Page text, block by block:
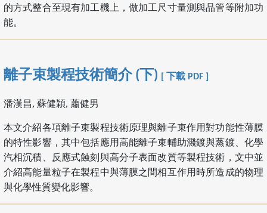
的方式整合至現有加工機上，做加工尺寸量測與品管等附加功
能。
離子束製程技術簡介 (下) [ 下載 PDF ]
潘漢昌, 蘇健穎, 蕭健男
本文介紹各項離子束製程技術原理與離子束作用對功能性薄膜
的特性影響，其中包括應用高能離子束輔助濺鍍與蒸鍍、化學
汽相沉積、反應式蝕刻與高分子表面改質等製程技術，文中並
介紹高能量粒子在製程中與薄膜之間相互作用時所造成的物理
與化學性質變化影響。